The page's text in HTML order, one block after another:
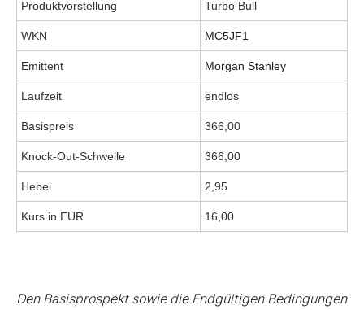
Produktvorstellung Turbo Bull
WKN MC5JF1
Emittent Morgan Stanley
Laufzeit endlos
Basispreis 366,00
Knock-Out-Schwelle 366,00
Hebel 2,95
Kurs in EUR 16,00
Den Basisprospekt sowie die Endgültigen Bedingungen